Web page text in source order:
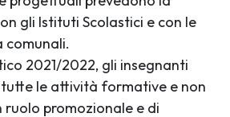
gli Istituti Scolastici e con le
comunali.
2021/2022, gli insegnanti
le attività formative e non
ruolo promozionale e di